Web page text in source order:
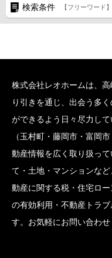
検索条件 【フリーワード
株式会社レオホームは、
り引きを通じ、出会う多
ができるよう日々尽力し
（玉村町・藤岡市・富岡
動産情報を広く取り扱っ
て・土地・マンションな
動産に関する税・住宅ロ
の有効利用・不動産トラ
す。お気軽にお問い合わせ